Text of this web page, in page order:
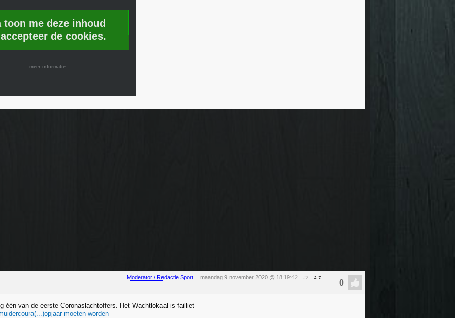
toon me deze inhoud
de cookies.
meer informatie
Moderator / Redactie Sport maandag 9 november 2020 @ 18:19:42 #2
één van de eerste Coronaslachtoffers. Het Wachtlokaal is failliet
moeten-worden